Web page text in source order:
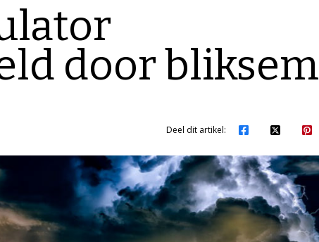
door bliksem
Deel dit artikel: